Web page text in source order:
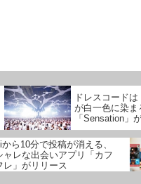
ドレスコード
が白一色に染ま
「Sensation」
ら10分で投稿が消える、
ャレな出会いアプリ「カフ
レ」がリリース